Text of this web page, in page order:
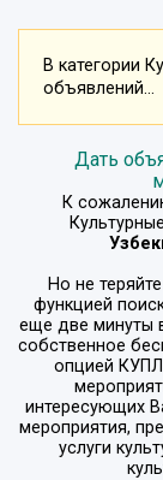
В категории
объявлений...
Дать
К
Но не
функцией
еще две минуты
собственное
опцией
интересующих
мероприятия,
услуги